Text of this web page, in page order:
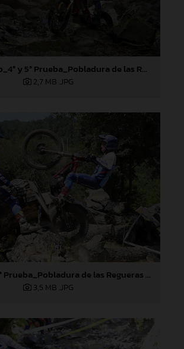
Manuel Panizo_4ª y 5ª Prueba_Pobladura de las Regueras (León)
2,7 MB .JPG
Gil Vila_4ª y 5ª Prueba_Pobladura de las Regueras (León)
3,5 MB .JPG